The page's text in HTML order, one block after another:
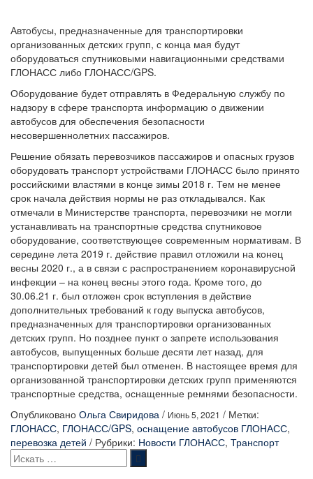
Автобусы, предназначенные для транспортировки
организованных детских групп, с конца мая будут
оборудоваться спутниковыми навигационными средствами
ГЛОНАСС либо ГЛОНАСС/GPS.
Оборудование будет отправлять в Федеральную службу по
надзору в сфере транспорта информацию о движении
автобусов для обеспечения безопасности
несовершеннолетних пассажиров.
Решение обязать перевозчиков пассажиров и опасных грузов
оборудовать транспорт устройствами ГЛОНАСС было принято
российскими властями в конце зимы 2018 г. Тем не менее
срок начала действия нормы не раз откладывался. Как
отмечали в Министерстве транспорта, перевозчики не могли
устанавливать на транспортные средства спутниковое
оборудование, соответствующее современным нормативам. В
середине лета 2019 г. действие правил отложили на конец
весны 2020 г., а в связи с распространением коронавирусной
инфекции – на конец весны этого года. Кроме того, до
30.06.21 г. был отложен срок вступления в действие
дополнительных требований к году выпуска автобусов,
предназначенных для транспортировки организованных
детских групп. Но позднее пункт о запрете использования
автобусов, выпущенных больше десяти лет назад, для
транспортировки детей был отменен. В настоящее время для
организованной транспортировки детских групп применяются
транспортные средства, оснащенные ремнями безопасности.
Опубликовано Ольга Свиридова / Июнь 5, 2021 / Метки:
ГЛОНАСС, ГЛОНАСС/GPS, оснащение автобусов ГЛОНАСС,
перевозка детей / Рубрики: Новости ГЛОНАСС, Транспорт